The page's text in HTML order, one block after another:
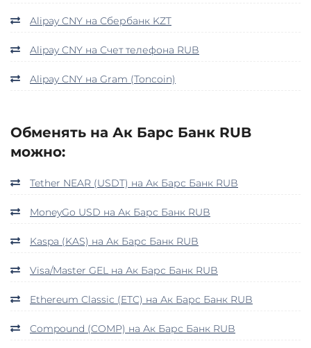
Alipay CNY на Сбербанк KZT
Alipay CNY на Счет телефона RUB
Alipay CNY на Gram (Toncoin)
Обменять на Ак Барс Банк RUB
можно:
Tether NEAR (USDT) на Ак Барс Банк RUB
MoneyGo USD на Ак Барс Банк RUB
Kaspa (KAS) на Ак Барс Банк RUB
Visa/Master GEL на Ак Барс Банк RUB
Ethereum Classic (ETC) на Ак Барс Банк RUB
Compound (COMP) на Ак Барс Банк RUB